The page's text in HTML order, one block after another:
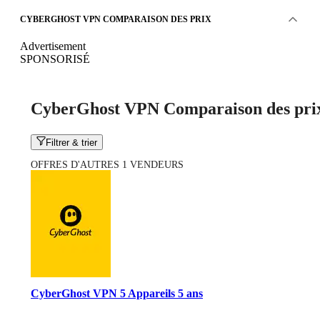
CYBERGHOST VPN COMPARAISON DES PRIX
Advertisement
SPONSORISÉ
CyberGhost VPN Comparaison des
Filtrer & trier
OFFRES D'AUTRES 1 VENDEURS
CyberGhost VPN 5 Appareils 5 ans